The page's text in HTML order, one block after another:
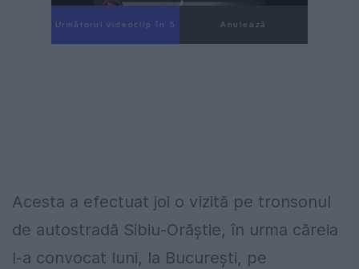
Următorul videoclip în 4 Anulează
Acesta a efectuat joi o vizită pe tronsonul
de autostradă Sibiu-Orăștie, în urma căreia
l-a convocat luni, la București, pe